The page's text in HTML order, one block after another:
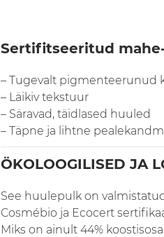
Sertifitseeritud
– Tugevalt pigmenteerunud
– Läikiv tekstuur
– Säravad, täidlased huuled
– Täpne ja lihtne
ÖKOLOOGILISED JA
See huulepulk on
Cosmébio ja Ecocert
Miks on ainult 44%